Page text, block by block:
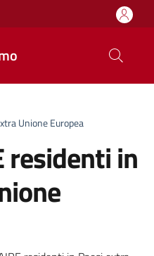
Unione Europea
residenti in